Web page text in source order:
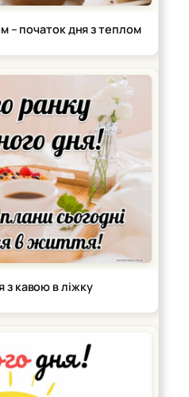
– початок дня з теплом
кавою в ліжку